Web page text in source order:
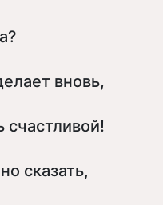
вновь,
счастливой!
сказать,